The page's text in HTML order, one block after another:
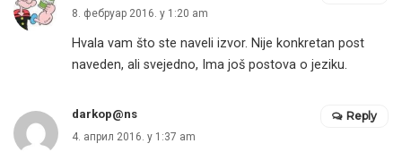
8. фебруар 2016. у 1:20 am
Hvala vam što ste naveli izvor. Nije konkretan post
naveden, ali svejedno, Ima još postova o jeziku.
darkop@ns
4. април 2016. у 1:37 am
Reply